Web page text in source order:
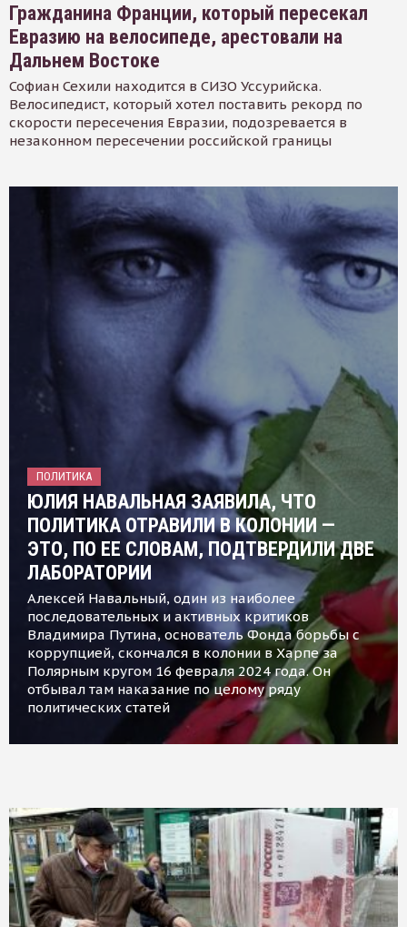
Гражданина Франции, который пересекал
Евразию на велосипеде, арестовали на
Дальнем Востоке
Софиан Сехили находится в СИЗО Уссурийска.
Велосипедист, который хотел поставить рекорд по
скорости пересечения Евразии, подозревается в
незаконном пересечении российской границы
ПОЛИТИКА
ЮЛИЯ НАВАЛЬНАЯ ЗАЯВИЛА, ЧТО
ПОЛИТИКА ОТРАВИЛИ В КОЛОНИИ —
ЭТО, ПО ЕЕ СЛОВАМ, ПОДТВЕРДИЛИ ДВЕ
ЛАБОРАТОРИИ
Алексей Навальный, один из наиболее
последовательных и активных критиков
Владимира Путина, основатель Фонда борьбы с
коррупцией, скончался в колонии в Харпе за
Полярным кругом 16 февраля 2024 года. Он
отбывал там наказание по целому ряду
политических статей